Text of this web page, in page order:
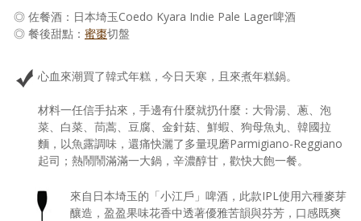
◎ 佐餐酒：日本埼玉Coedo Kyara Indie Pale Lager啤酒
◎ 餐後甜點： 蜜棗切盤
心血來潮買了韓式年糕，今日天寒，且來煮年糕鍋。
材料一任信手拈來，手邊有什麼就扔什麼：大骨湯、蔥、泡
菜、白菜、茼蒿、豆腐、金針菇、鮮蝦、狗母魚丸、韓國拉
麵，以魚露調味，還痛快灑了多量現磨Parmigiano-Reggiano
起司；熱鬧鬧滿滿一大鍋，辛濃醇甘，歡快大飽一餐。
來自日本埼玉的「小江戶」啤酒，此款IPL使用六種麥芽
釀造，盈盈果味花香中透著優雅苦韻與芬芳，口感既爽